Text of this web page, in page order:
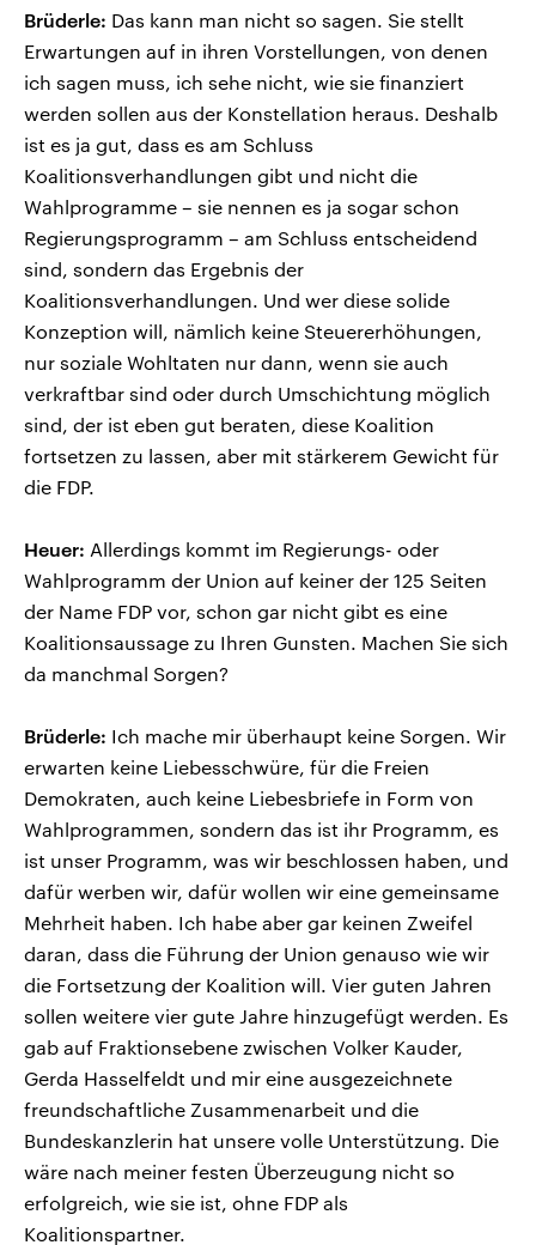
Brüderle: Das kann man nicht so sagen. Sie stellt
Erwartungen auf in ihren Vorstellungen, von denen
ich sagen muss, ich sehe nicht, wie sie finanziert
werden sollen aus der Konstellation heraus. Deshalb
ist es ja gut, dass es am Schluss
Koalitionsverhandlungen gibt und nicht die
Wahlprogramme – sie nennen es ja sogar schon
Regierungsprogramm – am Schluss entscheidend
sind, sondern das Ergebnis der
Koalitionsverhandlungen. Und wer diese solide
Konzeption will, nämlich keine Steuererhöhungen,
nur soziale Wohltaten nur dann, wenn sie auch
verkraftbar sind oder durch Umschichtung möglich
sind, der ist eben gut beraten, diese Koalition
fortsetzen zu lassen, aber mit stärkerem Gewicht für
die FDP.
Heuer: Allerdings kommt im Regierungs- oder
Wahlprogramm der Union auf keiner der 125 Seiten
der Name FDP vor, schon gar nicht gibt es eine
Koalitionsaussage zu Ihren Gunsten. Machen Sie sich
da manchmal Sorgen?
Brüderle: Ich mache mir überhaupt keine Sorgen. Wir
erwarten keine Liebesschwüre, für die Freien
Demokraten, auch keine Liebesbriefe in Form von
Wahlprogrammen, sondern das ist ihr Programm, es
ist unser Programm, was wir beschlossen haben, und
dafür werben wir, dafür wollen wir eine gemeinsame
Mehrheit haben. Ich habe aber gar keinen Zweifel
daran, dass die Führung der Union genauso wie wir
die Fortsetzung der Koalition will. Vier guten Jahren
sollen weitere vier gute Jahre hinzugefügt werden. Es
gab auf Fraktionsebene zwischen Volker Kauder,
Gerda Hasselfeldt und mir eine ausgezeichnete
freundschaftliche Zusammenarbeit und die
Bundeskanzlerin hat unsere volle Unterstützung. Die
wäre nach meiner festen Überzeugung nicht so
erfolgreich, wie sie ist, ohne FDP als
Koalitionspartner.